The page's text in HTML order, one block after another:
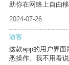
助你在网络上自由移
2024-07-26
游客
这款app的用户界
悉操作。我不用看